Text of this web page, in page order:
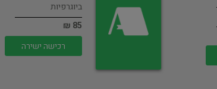
ביוגרפיות
85 ₪
רכישה ישירה